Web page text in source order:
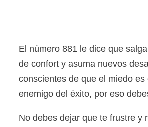
El número 881 le dice que
de confort y asuma nuevos
conscientes de que el miedo es
enemigo del éxito, por eso
No debes dejar que te frustre y